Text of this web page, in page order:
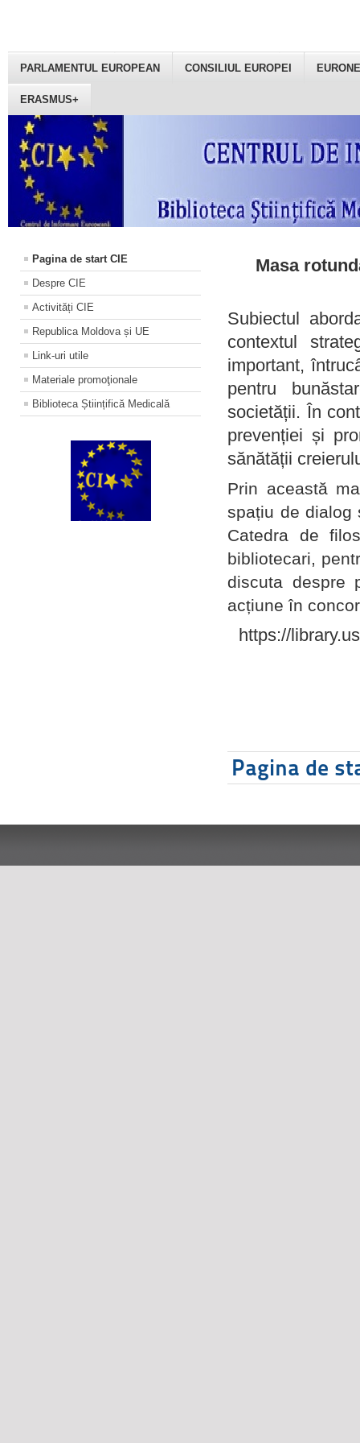
PARLAMENTUL EUROPEAN CONSILIUL EUROPEI
ERASMUS+
Pagina de start CIE
Despre CIE
Activități CIE
Republica Moldova și UE
Link-uri utile
Materiale promoţionale
Biblioteca Științifică Medicală
Masa
Subiectul
contextul
important,
pentru
societății. În
prevenției și
sănătății
Prin această
spațiu de dialog
Catedra de
bibliotecari,
discuta despre
acțiune în
https://
Pagina de